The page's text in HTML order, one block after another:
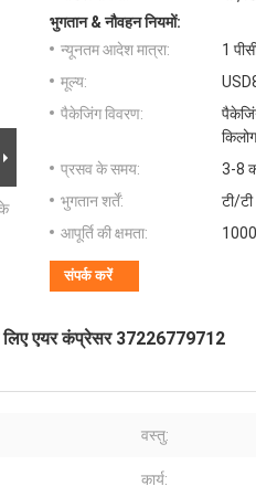
भुगतान & नौवहन नियमों:
न्यूनतम आदेश मात्रा:
1
मूल्य:
पैकेजिंग विवरण:
प्रसव के समय:
3-8
भुगतान शर्तें:
टी/टी
आपूर्ति की क्षमता:
संपर्क करें
लिए एयर कंप्रेसर 37226779712
वस्तु:
कार्य: